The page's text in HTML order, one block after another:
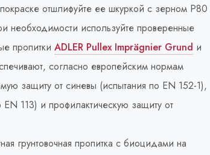
отшлифуйте ее шкуркой с зерном Р80
используйте проверенные
пропитки ADLER Pullex Imprägnier Grund и
согласно европейским нормам
защиту от синевы (испытания по EN 152-1),
113) и профилактическую защиту от
грунтовочная пропитка с биоцидами на